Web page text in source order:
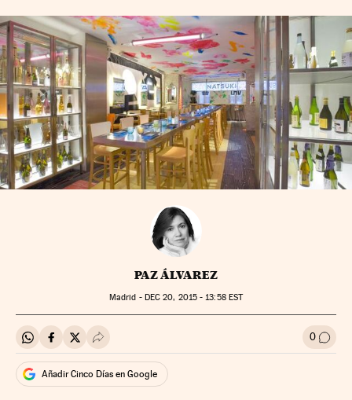
PAZ ÁLVAREZ
Madrid - DEC 20, 2015 - 13:58EST
Compartir en Whatsapp
Compartir en Facebook
Compartir en Twitter
Desplegar Redes Sociales 0 Ir a
Añadir Cinco Días en Google